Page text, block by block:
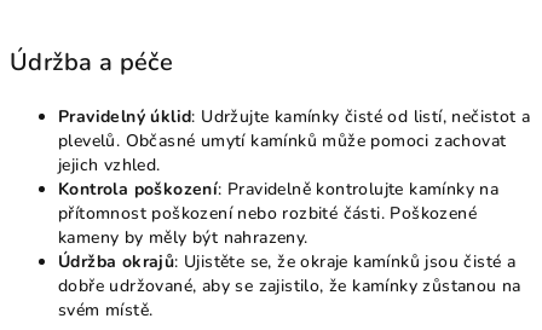
Údržba a péče
Pravidelný úklid: Udržujte kamínky čisté od listí, nečistot a
plevelů. Občasné umytí kamínků může pomoci zachovat
jejich vzhled.
Kontrola poškození: Pravidelně kontrolujte kamínky na
přítomnost poškození nebo rozbité části. Poškozené
kameny by měly být nahrazeny.
Údržba okrajů: Ujistěte se, že okraje kamínků jsou čisté a
dobře udržované, aby se zajistilo, že kamínky zůstanou na
svém místě.